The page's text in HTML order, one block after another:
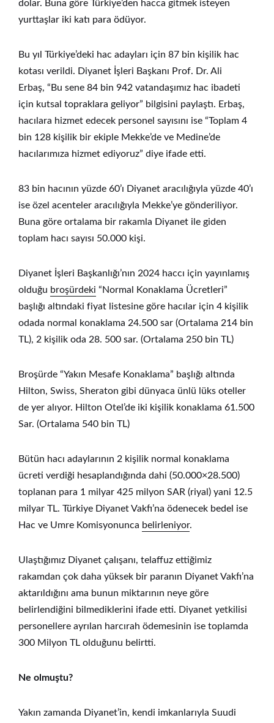
dolar. Buna göre Türkiye’den hacca gitmek isteyen
yurttaşlar iki katı para ödüyor.
Bu yıl Türkiye’deki hac adayları için 87 bin kişilik hac
kotası verildi. Diyanet İşleri Başkanı Prof. Dr. Ali
Erbaş, “Bu sene 84 bin 942 vatandaşımız hac ibadeti
için kutsal topraklara geliyor” bilgisini paylaştı. Erbaş,
hacılara hizmet edecek personel sayısını ise “Toplam 4
bin 128 kişilik bir ekiple Mekke’de ve Medine’de
hacılarımıza hizmet ediyoruz” diye ifade etti.
83 bin hacının yüzde 60’ı Diyanet aracılığıyla yüzde 40’ı
ise özel acenteler aracılığıyla Mekke’ye gönderiliyor.
Buna göre ortalama bir rakamla Diyanet ile giden
toplam hacı sayısı 50.000 kişi.
Diyanet İşleri Başkanlığı’nın 2024 haccı için yayınlamış
olduğu broşürdeki “Normal Konaklama Ücretleri”
başlığı altındaki fiyat listesine göre hacılar için 4 kişilik
odada normal konaklama 24.500 sar (Ortalama 214 bin
TL), 2 kişilik oda 28. 500 sar. (Ortalama 250 bin TL)
Broşürde “Yakın Mesafe Konaklama” başlığı altında
Hilton, Swiss, Sheraton gibi dünyaca ünlü lüks oteller
de yer alıyor. Hilton Otel’de iki kişilik konaklama 61.500
Sar. (Ortalama 540 bin TL)
Bütün hacı adaylarının 2 kişilik normal konaklama
ücreti verdiği hesaplandığında dahi (50.000×28.500)
toplanan para 1 milyar 425 milyon SAR (riyal) yani 12.5
milyar TL. Türkiye Diyanet Vakfı’na ödenecek bedel ise
Hac ve Umre Komisyonunca belirleniyor.
Ulaştığımız Diyanet çalışanı, telaffuz ettiğimiz
rakamdan çok daha yüksek bir paranın Diyanet Vakfı’na
aktarıldığını ama bunun miktarının neye göre
belirlendiğini bilmediklerini ifade etti. Diyanet yetkilisi
personellere ayrılan harcırah ödemesinin ise toplamda
300 Milyon TL olduğunu belirtti.
Ne olmuştu?
Yakın zamanda Diyanet’in, kendi imkanlarıyla Suudi